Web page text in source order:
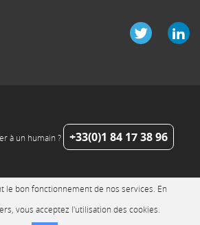
à un humain ? +33(0)1 84 17 38 96
le bon fonctionnement de nos services. En
vous acceptez l'utilisation des cookies.